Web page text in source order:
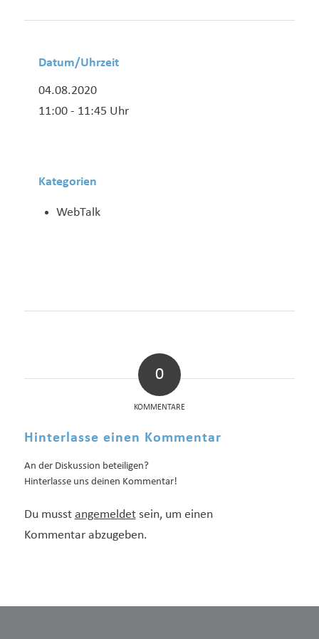
Datum/Uhrzeit
04.08.2020
11:00 - 11:45 Uhr
Kategorien
WebTalk
0
KOMMENTARE
Hinterlasse einen Kommentar
An der Diskussion beteiligen?
Hinterlasse uns deinen Kommentar!
Du musst angemeldetsein, um einen
Kommentar abzugeben.